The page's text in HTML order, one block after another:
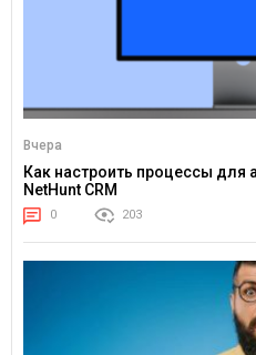
Вчера
Как настроить процессы для
NetHunt CRM
0 203